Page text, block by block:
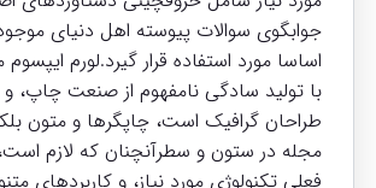
جوابگوی سوالات پیوسته اهل دنیای
اساسا مورد استفاده قرار گیرد.لورم
با تولید سادگی نامفهوم از صنعت چاپ، و
طراحان گرافیک است، چاپگرها و متون
مجله در ستون و سطرآنچنان که لازم
فعلی تکنولوژی مورد نیاز، و کاربردهای